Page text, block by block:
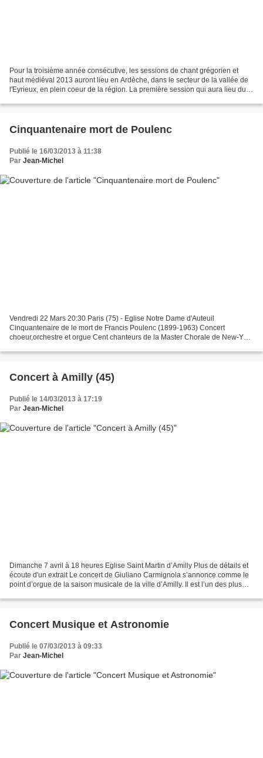
Pour la troisième année consécutive, les sessions de chant grégorien et
haut médiéval 2013 auront lieu en Ardèche, dans le secteur de la vallée de
l'Eyrieux, en plein coeur de la région. La première session qui aura lieu du
Cinquantenaire mort de Poulenc
Publié le 16/03/2013 à 11:38
Par Jean-Michel
Vendredi 22 Mars 20:30 Paris (75) - Eglise Notre Dame d'Auteuil
Cinquantenaire de le mort de Francis Poulenc (1899-1963) Concert
choeur,orchestre et orgue Cent chanteurs de la Master Chorale de New-York
Concert à Amilly (45)
Publié le 14/03/2013 à 17:19
Par Jean-Michel
Dimanche 7 avril à 18 heures Eglise Saint Martin d’Amilly Plus de détails et
écoute d'un extrait Le concert de Giuliano Carmignola s’annonce comme le
point d’orgue de la saison musicale de la ville d’Amilly. Il est l’un des plus
Concert Musique et Astronomie
Publié le 07/03/2013 à 09:33
Par Jean-Michel